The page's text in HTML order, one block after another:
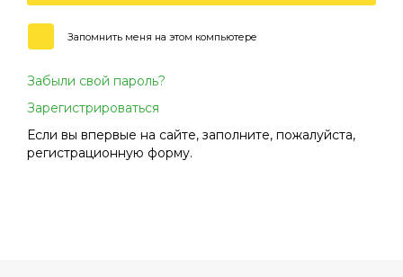
Запомнить меня на этом компьютере
Забыли свой пароль?
Зарегистрироваться
Если вы впервые на сайте, заполните, пожалуйста,
регистрационную форму.